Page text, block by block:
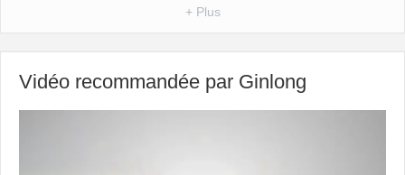
+ Plus
Vidéo recommandée par Ginlong